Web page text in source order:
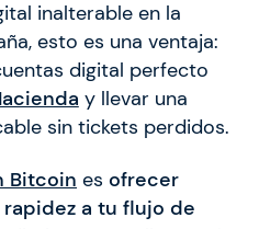
inalterable en la
esto es una ventaja:
digital perfecto
y llevar una
sin tickets perdidos.
Bitcoin es ofrecer
a tu flujo de